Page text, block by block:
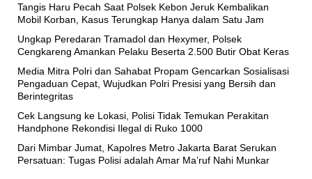
Tangis Haru Pecah Saat Polsek Kebon Jeruk Kembalikan
Mobil Korban, Kasus Terungkap Hanya dalam Satu Jam
Ungkap Peredaran Tramadol dan Hexymer, Polsek
Cengkareng Amankan Pelaku Beserta 2.500 Butir Obat Keras
Media Mitra Polri dan Sahabat Propam Gencarkan Sosialisasi
Pengaduan Cepat, Wujudkan Polri Presisi yang Bersih dan
Berintegritas
Cek Langsung ke Lokasi, Polisi Tidak Temukan Perakitan
Handphone Rekondisi Ilegal di Ruko 1000
Dari Mimbar Jumat, Kapolres Metro Jakarta Barat Serukan
Persatuan: Tugas Polisi adalah Amar Ma’ruf Nahi Munkar